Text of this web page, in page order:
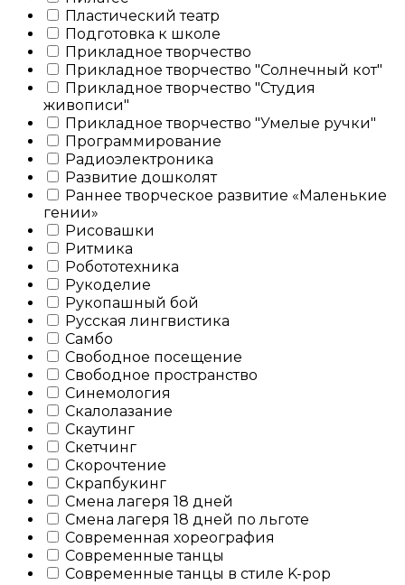
Пластический театр
Подготовка к школе
Прикладное творчество
Прикладное творчество "Солнечный кот"
Прикладное творчество "Студия
живописи"
Прикладное творчество "Умелые ручки"
Программирование
Радиоэлектроника
Развитие дошколят
Раннее творческое развитие «Маленькие
гении»
Рисовашки
Ритмика
Робототехника
Рукоделие
Рукопашный бой
Русская лингвистика
Самбо
Свободное посещение
Свободное пространство
Синемология
Скалолазание
Скаутинг
Скетчинг
Скорочтение
Скрапбукинг
Смена лагеря 18 дней
Смена лагеря 18 дней по льготе
Современная хореография
Современные танцы
Современные танцы в стиле K-pop